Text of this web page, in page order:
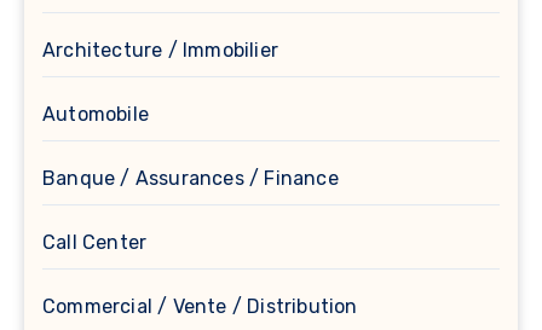
Architecture / Immobilier
Automobile
Banque / Assurances / Finance
Call Center
Commercial / Vente / Distribution